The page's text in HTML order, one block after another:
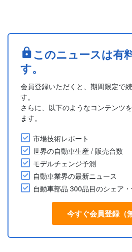
・アフトワズは近代化プログラム
ランタ(Granta)」と「イスクラ
ンの車体溶接ラインで部品....
このニュースは有
す。
会員登録いただくと、期間限定で
す。
さらに、以下のようなコンテンツ
ます。
市場技術レポート
世界の自動車生産 / 販売台数
モデルチェンジ予測
自動車業界の最新ニュース
自動車部品 300品目のシェア
今すぐ会員登録（